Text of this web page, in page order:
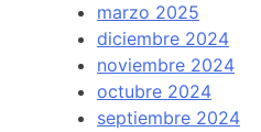
marzo 2025
diciembre 2024
noviembre 2024
octubre 2024
septiembre 2024